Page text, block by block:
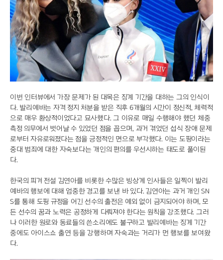
이번 인터뷰에서 가장 문제가 된 대목은 징계 기간을 대하는 그의 인식이
다. 발리예바는 자격 정지 처분을 받은 직후 6개월의 시간이 정신적, 체력적
으로 매우 환상적이었다고 묘사했다. 그 이유로 매일 수행해야 했던 체중
측정 의무에서 벗어날 수 있었던 점을 꼽으며, 과거 겪었던 섭식 장애 문제
로부터 자유로워졌다는 점을 긍정적인 면으로 부각했다. 이는 도핑이라는
중대 범죄에 대한 자숙보다는 개인의 편의를 우선시하는 태도로 풀이된
다.
한국의 피겨 전설 김연아를 비롯한 수많은 빙상계 인사들은 일찍이 발리
예바의 행보에 대해 엄중한 경고를 보낸 바 있다. 김연아는 과거 개인 SN
S를 통해 도핑 규정을 어긴 선수의 출전은 예외 없이 금지되어야 하며, 모
든 선수의 꿈과 노력은 공정하게 다뤄져야 한다는 원칙을 강조했다. 그러
나 이러한 원로와 동료들의 쓴소리에도 불구하고 발리예바는 징계 기간
중에도 아이스쇼 출연 등을 강행하며 자숙과는 거리가 먼 행보를 보여왔
다.